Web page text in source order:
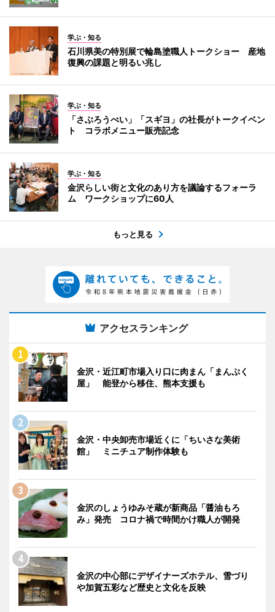
学ぶ・知る
石川県美の特別展で輪島塗職人トークショー 産地
復興の課題と明るい兆し
学ぶ・知る
「さぶろうべい」「スギヨ」の社長がトークイベン
ト コラボメニュー販売記念
学ぶ・知る
金沢らしい街と文化のあり方を議論するフォーラ
ム ワークショップに60人
もっと見る
アクセスランキング
金沢・近江町市場入り口に肉まん「まんぷく
屋」 能登から移住、熊本支援も
金沢・中央卸売市場近くに「ちいさな美術
館」 ミニチュア制作体験も
金沢のしょうゆみそ蔵が新商品「醤油もろ
み」発売 コロナ禍で時間かけ職人が開発
金沢の中心部にデザイナーズホテル、雪づり
や加賀五彩など歴史と文化を反映